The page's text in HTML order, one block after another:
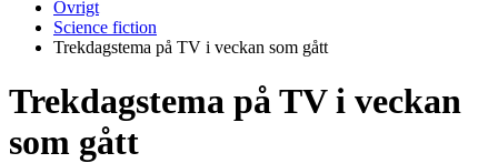
Övrigt
Science fiction
Trekdagstema på TV i veckan som gått
Trekdagstema på TV i veckan
som gått